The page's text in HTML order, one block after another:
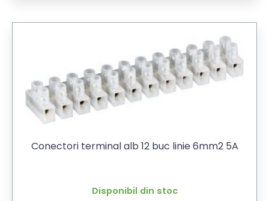
Conectori terminal alb 12 buc linie 6mm2 5A
Disponibil din stoc